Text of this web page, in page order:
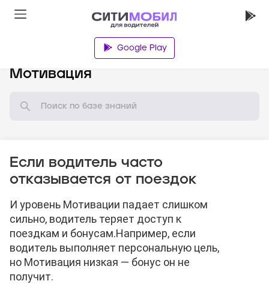
Google Play
Мотивация
Если водитель часто
отказывается от поездок
И уровень Мотивации падает слишком
сильно, водитель теряет доступ к
поездкам и бонусам.Например, если
водитель выполняет персональную цель,
но Мотивация низкая — бонус он не
получит.